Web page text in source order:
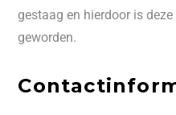
gestaag en hierdoor is
geworden.